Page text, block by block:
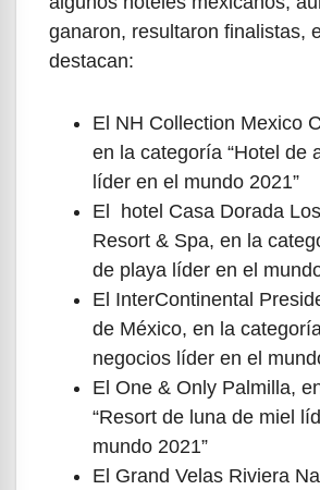
ganaron, resultaron finalistas,
destacan:
El NH Collection Mexico
en la categoría “Hotel de
líder en el mundo 2021”
El hotel Casa Dorada
Resort & Spa, en la
de playa líder en el
El InterContinental
de México, en la
negocios líder en el
El One & Only Palmilla,
“Resort de luna de miel
mundo 2021”
El Grand Velas Riviera